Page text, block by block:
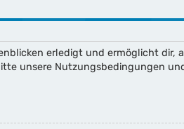
erledigt und ermöglicht dir,
unsere Nutzungsbedingungen